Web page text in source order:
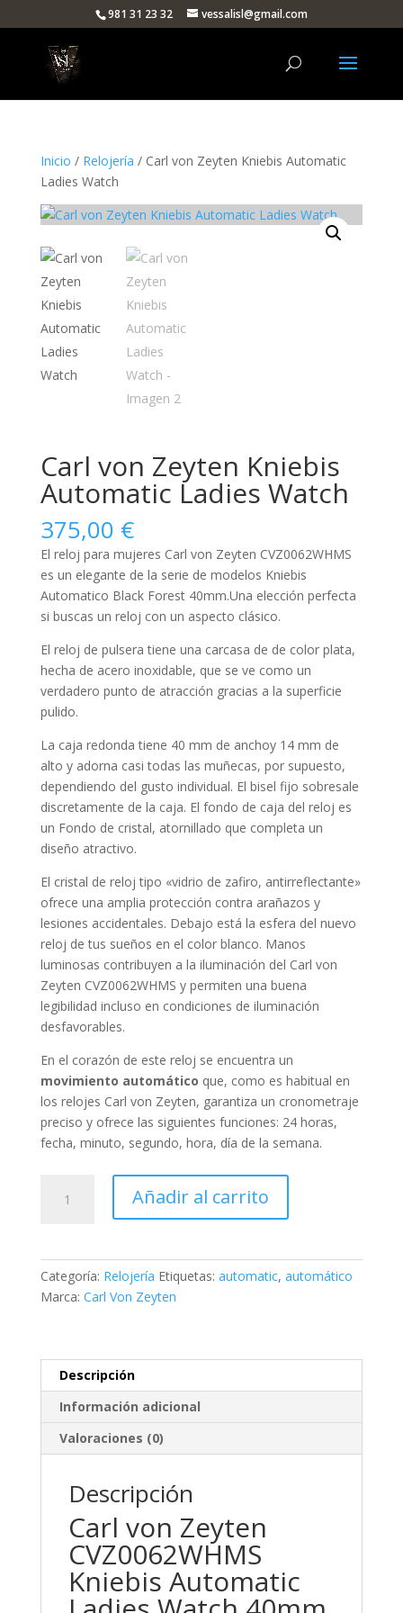
981 31 23 32 vessalisl@gmail.com
Inicio / Relojería / Carl von Zeyten Kniebis Automatic
Ladies Watch
Carl von Zeyten Kniebis
Automatic Ladies Watch
375,00 €
El reloj para mujeres Carl von Zeyten CVZ0062WHMS
es un elegante de la serie de modelos Kniebis
Automatico Black Forest 40mm.Una elección perfecta
si buscas un reloj con un aspecto clásico.
El reloj de pulsera tiene una carcasa de de color plata,
hecha de acero inoxidable, que se ve como un
verdadero punto de atracción gracias a la superficie
pulido.
La caja redonda tiene 40 mm de anchoy 14 mm de
alto y adorna casi todas las muñecas, por supuesto,
dependiendo del gusto individual. El bisel fijo sobresale
discretamente de la caja. El fondo de caja del reloj es
un Fondo de cristal, atornillado que completa un
diseño atractivo.
El cristal de reloj tipo «vidrio de zafiro, antirreflectante»
ofrece una amplia protección contra arañazos y
lesiones accidentales. Debajo está la esfera del nuevo
reloj de tus sueños en el color blanco. Manos
luminosas contribuyen a la iluminación del Carl von
Zeyten CVZ0062WHMS y permiten una buena
legibilidad incluso en condiciones de iluminación
desfavorables.
En el corazón de este reloj se encuentra un
movimiento automático que, como es habitual en
los relojes Carl von Zeyten, garantiza un cronometraje
preciso y ofrece las siguientes funciones: 24 horas,
fecha, minuto, segundo, hora, día de la semana.
Ladies
Añadir al carrito
Categoría: Relojería Etiquetas: automatic, automático
Marca: Carl Von Zeyten
Descripción
Información adicional
Valoraciones (0)
Descripción
Carl von Zeyten
CVZ0062WHMS
Kniebis Automatic